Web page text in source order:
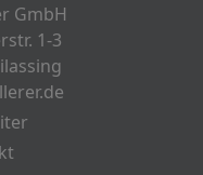
GmbH
1-3